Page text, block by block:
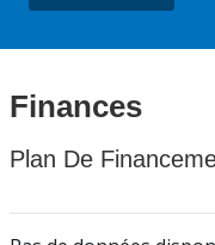
Finances
Plan De